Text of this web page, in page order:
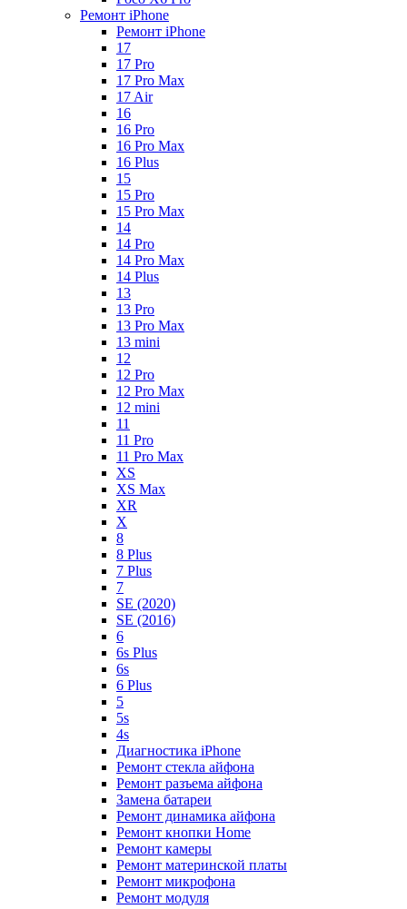
Ремонт iPhone
Ремонт iPhone
17
17 Pro
17 Pro Max
17 Air
16
16 Pro
16 Pro Max
16 Plus
15
15 Pro
15 Pro Max
14
14 Pro
14 Pro Max
14 Plus
13
13 Pro
13 Pro Max
13 mini
12
12 Pro
12 Pro Max
12 mini
11
11 Pro
11 Pro Max
XS
XS Max
XR
X
8
8 Plus
7 Plus
7
SE (2020)
SE (2016)
6
6s Plus
6s
6 Plus
5
5s
4s
Диагностика iPhone
Ремонт стекла айфона
Ремонт разъема айфона
Замена батареи
Ремонт динамика айфона
Ремонт кнопки Home
Ремонт камеры
Ремонт материнской платы
Ремонт микрофона
Ремонт модуля